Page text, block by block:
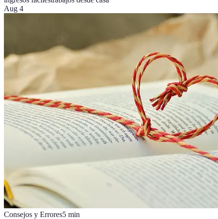
Aug 4
Consejos y Errores5 min